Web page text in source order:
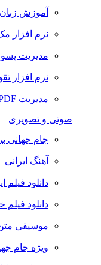
آموزش زبان
نرم افزار
مدیریت
نرم افزار
مدیریت PDF
صوتی و تصویری
جام جهانی
آهنگ ایرانی
دانلود فیلم
دانلود فیلم
موسیقی
ویژه جام جهانی 2018